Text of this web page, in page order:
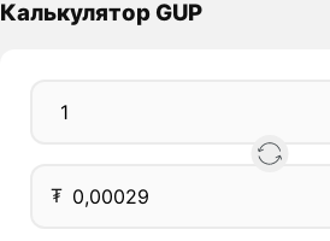
Калькулятор GUP
₮